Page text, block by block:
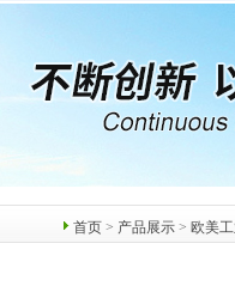
首页 > 产品展示 > 欧美